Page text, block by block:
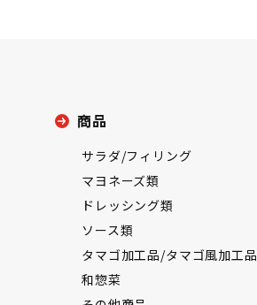
商品
サラダ/フィリング
マヨネーズ類
ドレッシング類
ソース類
タマゴ加工品/タマゴ風加工品
和惣菜